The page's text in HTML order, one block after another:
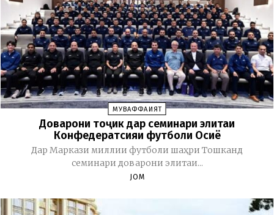
МУВАФФАҚИЯТ
Доварони тоҷик дар семинари элитаи
Конфедератсияи футболи Осиё
Дар Маркази миллии футболи шаҳри Тошканд
семинари доварони элитаи...
JOM